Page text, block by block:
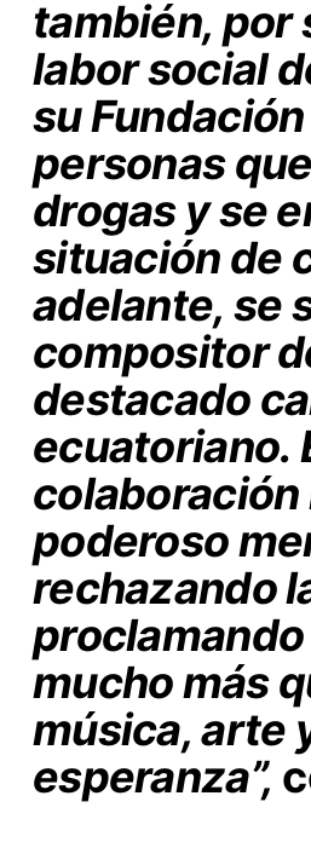
también, por
labor social
su
personas
drogas y se
situación de
adelante, se
compositor
destacado
ecuatoriano.
poderoso
rechazando
mucho más
música, arte
esperanza”,